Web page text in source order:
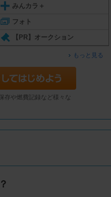
みんカラ＋
フォト
【PR】オークション
もっと見る
存や燃費記録など様々な